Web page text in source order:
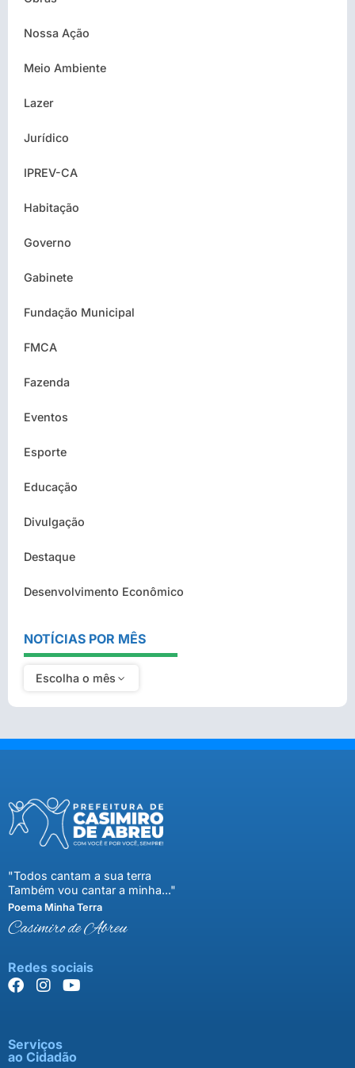
Nossa Ação
Meio Ambiente
Lazer
Jurídico
IPREV-CA
Habitação
Governo
Gabinete
Fundação Municipal
FMCA
Fazenda
Eventos
Esporte
Educação
Divulgação
Destaque
Desenvolvimento Econômico
NOTÍCIAS POR MÊS
Escolha o mês
"Todos cantam a sua terra
Também vou cantar a minha..."
Poema Minha Terra
Casimiro de Abreu
Redes sociais
Serviços
ao Cidadão